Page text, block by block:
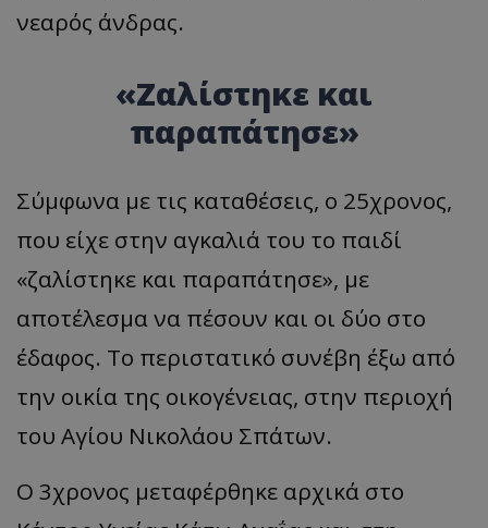
νεαρός άνδρας.
«Ζαλίστηκε και
παραπάτησε»
Σύμφωνα με τις καταθέσεις, ο 25χρονος,
που είχε στην αγκαλιά του το παιδί
«ζαλίστηκε και παραπάτησε», με
αποτέλεσμα να πέσουν και οι δύο στο
έδαφος. Το περιστατικό συνέβη έξω από
την οικία της οικογένειας, στην περιοχή
του Αγίου Νικολάου Σπάτων.
Ο 3χρονος μεταφέρθηκε αρχικά στο